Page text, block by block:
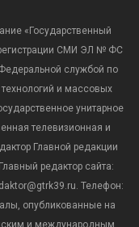
«Государственный
регистрации СМИ ЭЛ № ФС
службой по
и массовых
унитарное
телевизионная и
Главной редакции
редактор сайта:
Телефон:
опубликованные на
и международным